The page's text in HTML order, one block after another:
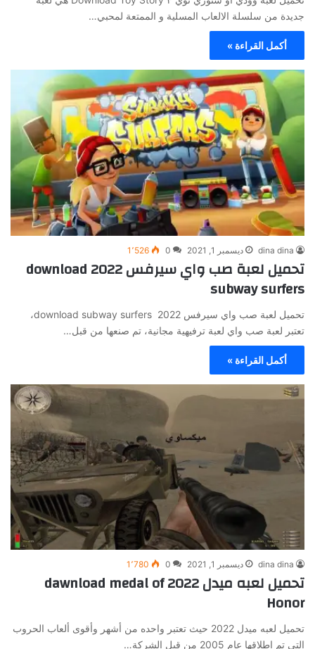
جديدة من سلسلة الالعاب المسلية و الممتعة لمحبي…
أكمل القراءة »
dina dina ديسمبر 1, 2021 0 1٬526
تحميل لعبة صب واي سيرفس 2022 download
subway surfers
تحميل لعبة صب واي سيرفس 2022 download subway surfers،
تعتبر لعبة صب واي لعبة ترفيهية مجانية، تم صنعها من قبل…
أكمل القراءة »
dina dina ديسمبر 1, 2021 0 1٬780
تحميل لعبه ميدل 2022 dawnload medal of
Honor
تحميل لعبه ميدل 2022 حيث تعتبر واحده من أشهر وأقوى ألعاب الحروب
التى تم اطلاقها عام 2005 من قبل الشركة…